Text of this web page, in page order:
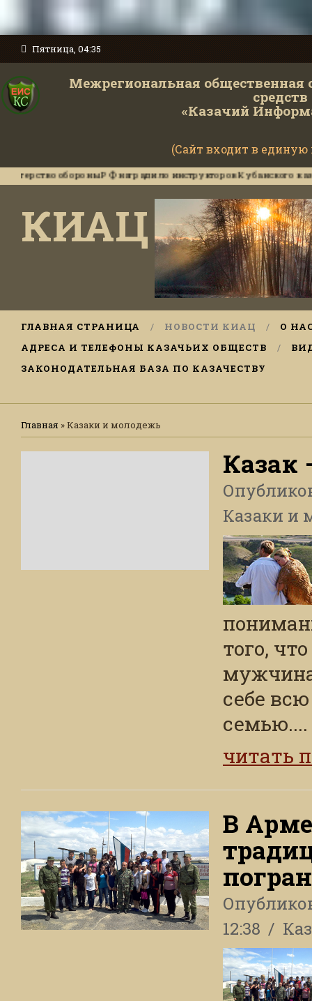
Пятница, 04:35
Межрегиональная общественная
«Казачий
(Сайт входит в
обороны РФ наградило инструкторов Кубанского казачьего
КИАЦ
ГЛАВНАЯ СТРАНИЦА НОВОСТИ КИАЦ
О
АДРЕСА И ТЕЛЕФОНЫ КАЗАЧЬИХ ОБЩЕСТВ
ЗАКОНОДАТЕЛЬНАЯ БАЗА ПО КАЗАЧЕСТВУ
Главная »Казаки и молодежь
Казак
Казаки и
того,
себе
семью....
читать
В
12:38